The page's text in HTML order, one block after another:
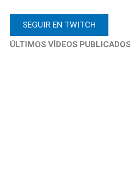
SEGUIR EN TWITCH
ÚLTIMOS VÍDEOS